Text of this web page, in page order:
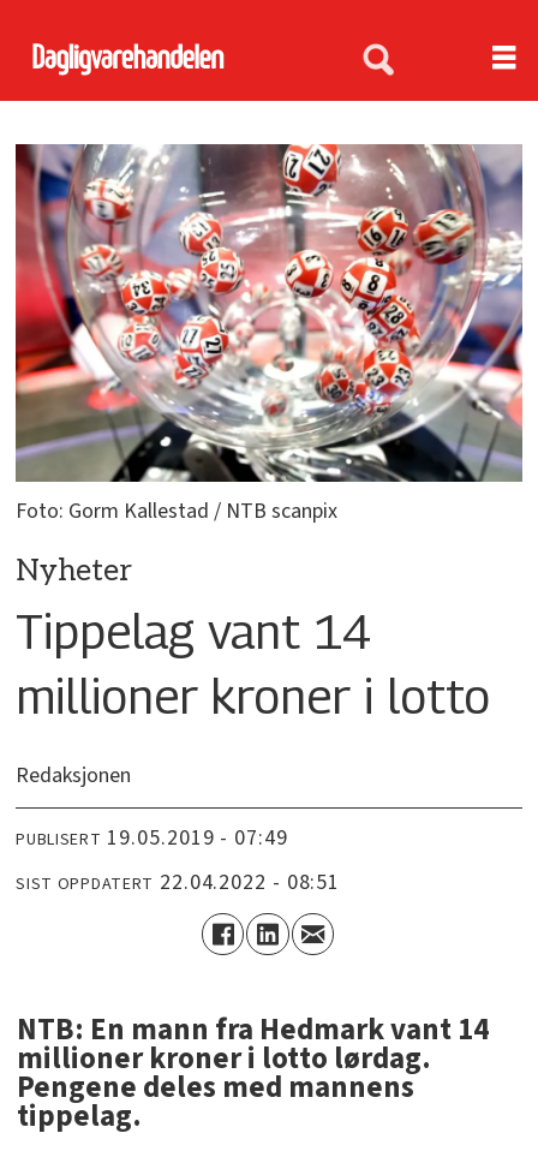
Foto: Gorm Kallestad / NTB scanpix
Nyheter
Tippelag vant 14
millioner kroner i lotto
Redaksjonen
PUBLISERT 19.05.2019 - 07:49
SIST OPPDATERT 22.04.2022 - 08:51
NTB: En mann fra Hedmark vant 14
millioner kroner i lotto lørdag.
Pengene deles med mannens
tippelag.